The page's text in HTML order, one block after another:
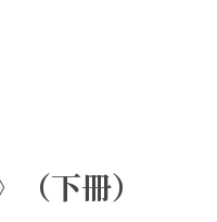
（下冊）